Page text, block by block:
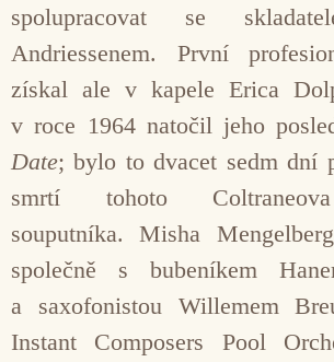
spolupracovat se
Andriessenem. První
získal ale v kapele Erica
v roce 1964 natočil jeho
Date; bylo to dvacet sedm dní
smrtí tohoto
souputníka. Misha
společně s bubeníkem
a saxofonistou Willemem
Instant Composers Pool